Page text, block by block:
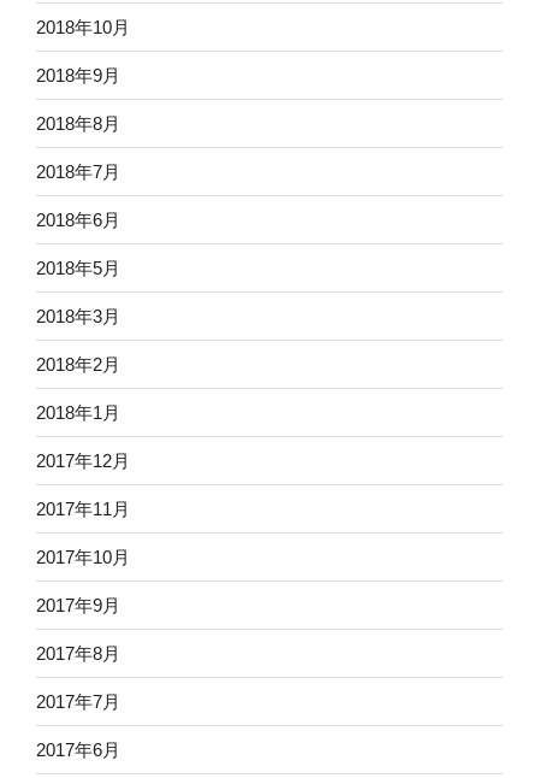
2018年10月
2018年9月
2018年8月
2018年7月
2018年6月
2018年5月
2018年3月
2018年2月
2018年1月
2017年12月
2017年11月
2017年10月
2017年9月
2017年8月
2017年7月
2017年6月